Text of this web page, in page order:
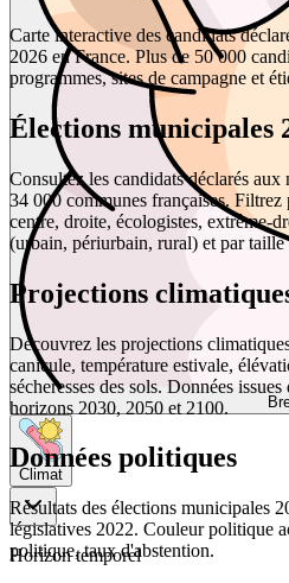
Climat
Horizon temporel
Carte interactive des candidats
2026 en France. Plus de 50 000
programmes, sites de campagne et
Élections municipales
Consultez les candidats déclarés
34 000 communes françaises.
centre, droite, écologistes, extrême-
(urbain, périurbain, rural) et par taille
Projections
Découvrez les projections
canicule, température estivale,
sécheresses des sols. Données
horizons 2030, 2050 et 2100.
Données politiques
Résultats des élections municipales
législatives 2022. Couleur politique
politique, taux d'abstention.